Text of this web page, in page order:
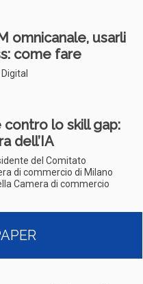
omnicanale, usarli
come fare
lo skill gap:
dell’IA
del Comitato
di commercio di Milano
Camera di commercio